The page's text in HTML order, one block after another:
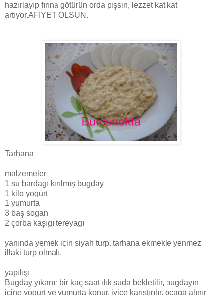
hazırlayıp fırına götürün orda pişsin, lezzet kat kat
artıyor.AFİYET OLSUN.
Tarhana
malzemeler
1 su bardagı kırılmış bugday
1 kilo yogurt
1 yumurta
3 baş sogan
2 çorba kaşıgı tereyagı
yanında yemek için siyah turp, tarhana ekmekle yenmez
illaki turp olmalı.
yapılışı
Bugday yıkanır bir kaç saat ılık suda bekletilir, bugdayın
içine yogurt ve yumurta konur, iyice karıştırılır, ocaga alınır